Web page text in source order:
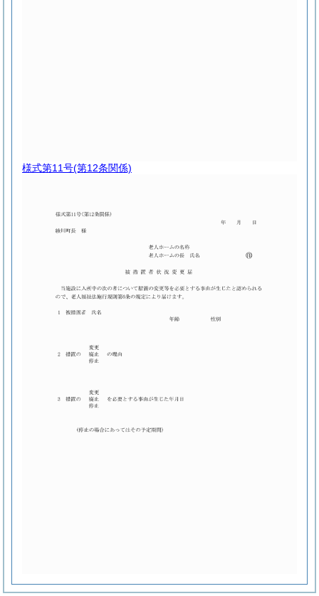
様式第11号(第12条関係)